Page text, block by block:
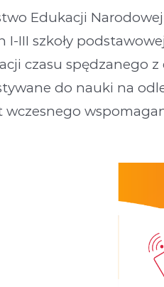
Edukacji
I-III szkoły
czasu spędzanego
do nauki na
wczesnego